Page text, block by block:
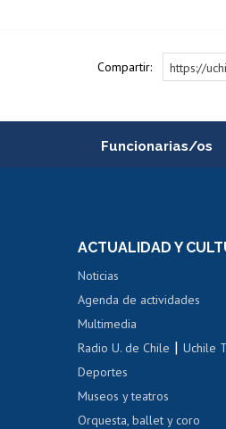
Compartir: https://
Funcionarias/os
Portal de movilidad
Certificado de renta
Certificado de renta
Gestión de correo uchile
Acoso laboral, sexual
ACTUALIDAD Y
Noticias
Agenda de actividades
Multimedia
Radio U. de Chile |Uchile
Deportes
Museos y teatros
Orquesta, ballet y coro